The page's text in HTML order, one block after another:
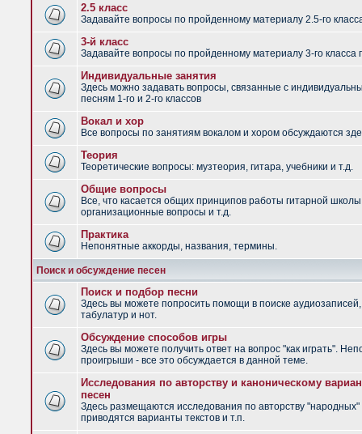
2.5 класс
Задавайте вопросы по пройденному материалу 2.5-го
3-й класс
Задавайте вопросы по пройденному материалу 3-го класса
Индивидуальные занятия
Здесь можно задавать вопросы, связанные с
песням 1-го и 2-го классов
Вокал и хор
Все вопросы по занятиям вокалом и хором обсуждаются
Теория
Теоретические вопросы: музтеория, гитара, учебники и т.д.
Общие вопросы
Все, что касается общих принципов работы гитарной
организационные вопросы и т.д.
Практика
Непонятные аккорды, названия, термины.
Поиск и обсуждение песен
Поиск и подбор песни
Здесь вы можете попросить помощи в поиске аудиозаписей,
табулатур и нот.
Обсуждение способов игры
Здесь вы можете получить ответ на вопрос "как играть".
проигрыши - все это обсуждается в данной теме.
Исследования по авторству и каноническому
песен
Здесь размещаются исследования по авторству "народных"
приводятся варианты текстов и т.п.